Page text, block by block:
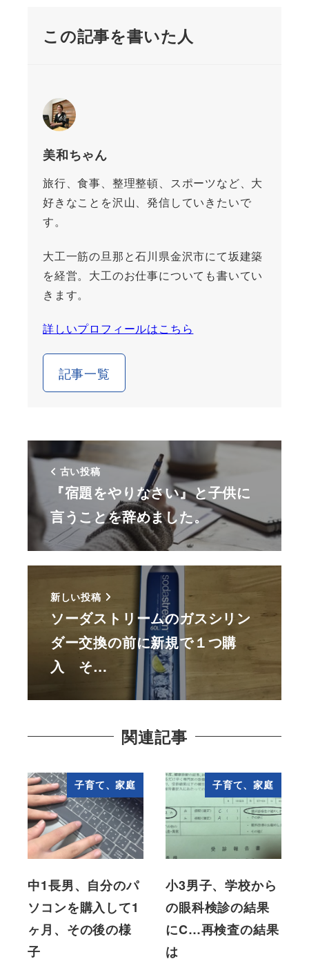
この記事を書いた人
美和ちゃん
旅行、食事、整理整頓、スポーツなど、大
好きなことを沢山、発信していきたいで
す。
大工一筋の旦那と石川県金沢市にて坂建築
を経営。大工のお仕事についても書いてい
きます。
詳しいプロフィールはこちら
記事一覧
古い投稿
『宿題をやりなさい』と子供に
言うことを辞めました。
新しい投稿
ソーダストリームのガスシリン
ダー交換の前に新規で１つ購
入 そ…
関連記事
子育て、家庭
中1長男、自分のパ
ソコンを購入して1
ヶ月、その後の様
子
子育て、家庭
小3男子、学校から
の眼科検診の結果
にC…再検査の結果
は